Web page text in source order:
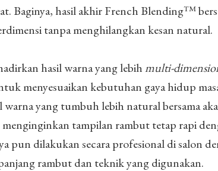
Baginya, hasil akhir French Blending™
tanpa menghilangkan kesan natural.
hasil warna yang lebihmulti-
menyesuaikan kebutuhan gaya hidup
warna yang tumbuh lebih natural bersama
menginginkan tampilan rambut tetap rapi
pun dilakukan secara profesional di salon
rambut dan teknik yang digunakan.